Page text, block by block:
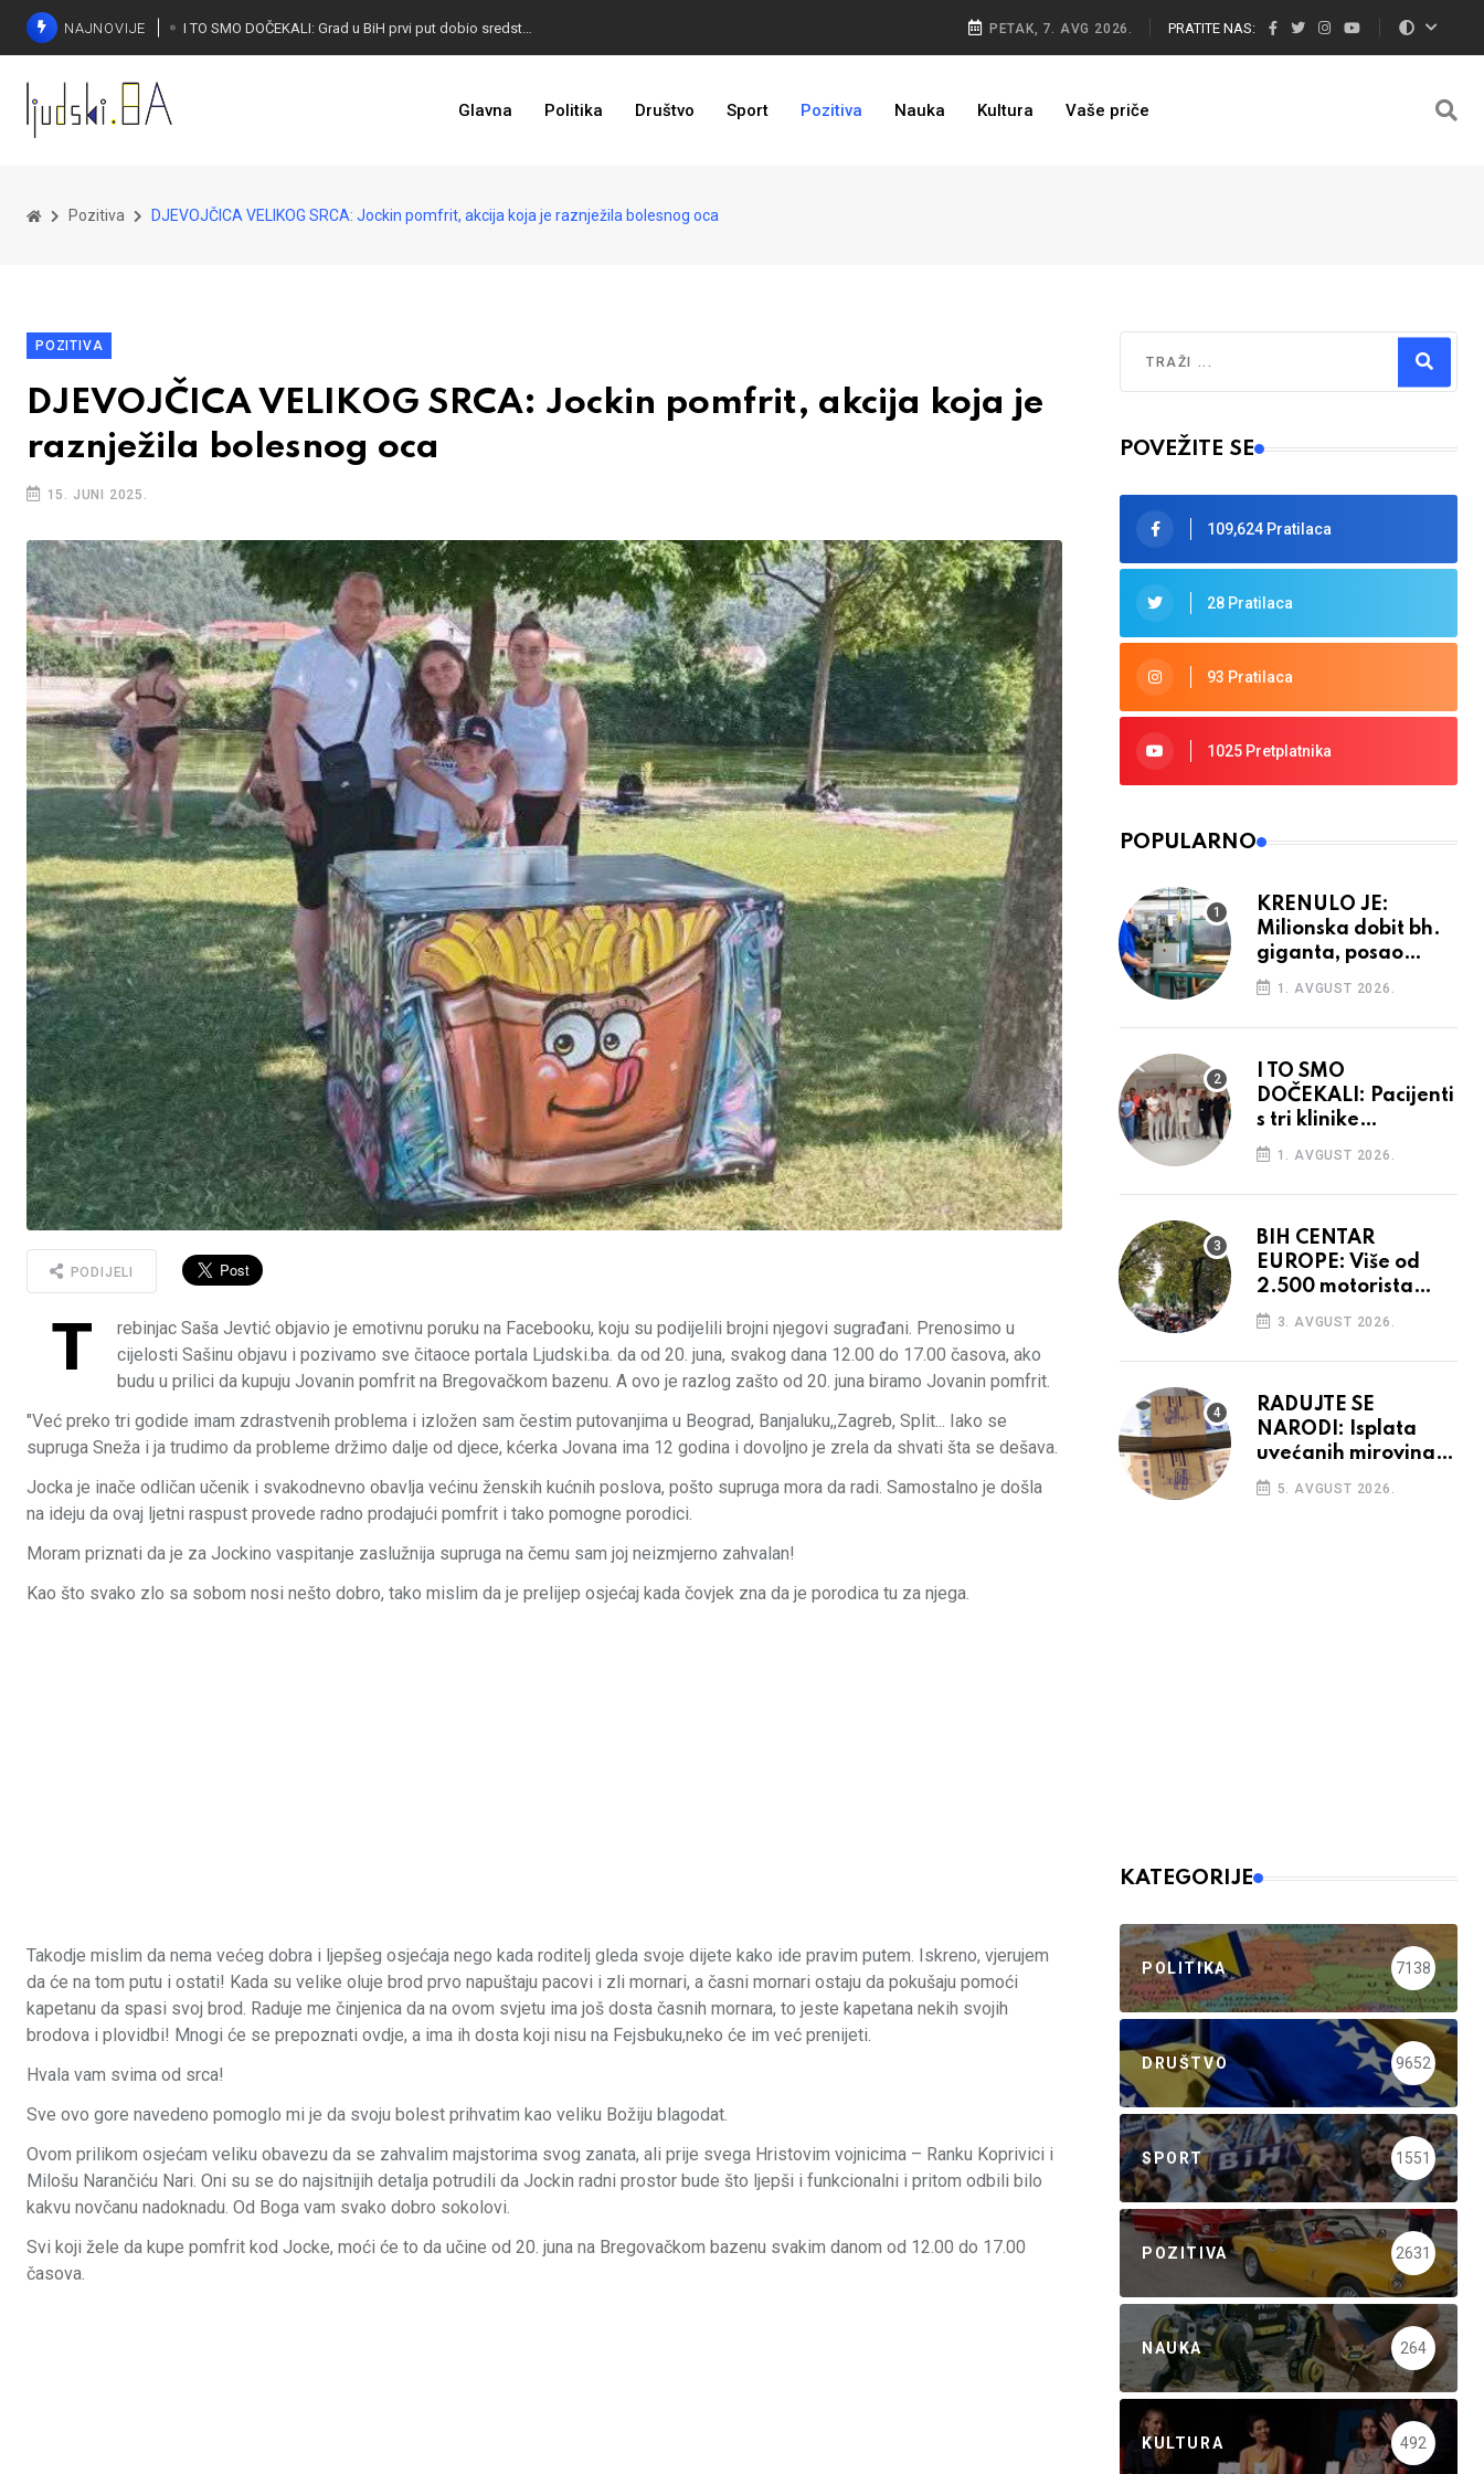
NAJNOVIJE PETAK, 7. AVG 2026. PRATITE NAS:
Glavna Politika Društvo Sport Pozitiva Nauka Kultura Vaše priče
Pozitiva DJEVOJČICA VELIKOG SRCA: Jockin pomfrit, akcija koja je raznježila bolesnog oca
POZITIVA
DJEVOJČICA VELIKOG SRCA: Jockin pomfrit, akcija koja je
raznježila bolesnog oca
15. JUNI 2025.
PODIJELI
T
rebinjac Saša Jevtić objavio je emotivnu poruku na Facebooku, koju su podijelili brojni njegovi sugrađani. Prenosimo u
cijelosti Sašinu objavu i pozivamo sve čitaoce portala Ljudski.ba. da od 20. juna, svakog dana 12.00 do 17.00 časova, ako
budu u prilici da kupuju Jovanin pomfrit na Bregovačkom bazenu. A ovo je razlog zašto od 20. juna biramo Jovanin pomfrit.
"Već preko tri godide imam zdrastvenih problema i izložen sam čestim putovanjima u Beograd, Banjaluku,,Zagreb, Split... Iako se
supruga Sneža i ja trudimo da probleme držimo dalje od djece, kćerka Jovana ima 12 godina i dovoljno je zrela da shvati šta se dešava.
Jocka je inače odličan učenik i svakodnevno obavlja većinu ženskih kućnih poslova, pošto supruga mora da radi. Samostalno je došla
na ideju da ovaj ljetni raspust provede radno prodajući pomfrit i tako pomogne porodici.
Moram priznati da je za Jockino vaspitanje zaslužnija supruga na čemu sam joj neizmjerno zahvalan!
Kao što svako zlo sa sobom nosi nešto dobro, tako mislim da je prelijep osjećaj kada čovjek zna da je porodica tu za njega.
Takodje mislim da nema većeg dobra i ljepšeg osjećaja nego kada roditelj gleda svoje dijete kako ide pravim putem. Iskreno, vjerujem
da će na tom putu i ostati! Kada su velike oluje brod prvo napuštaju pacovi i zli mornari, a časni mornari ostaju da pokušaju pomoći
kapetanu da spasi svoj brod. Raduje me činjenica da na ovom svjetu ima još dosta časnih mornara, to jeste kapetana nekih svojih
brodova i plovidbi! Mnogi će se prepoznati ovdje, a ima ih dosta koji nisu na Fejsbuku,neko će im već prenijeti.
Hvala vam svima od srca!
Sve ovo gore navedeno pomoglo mi je da svoju bolest prihvatim kao veliku Božiju blagodat.
Ovom prilikom osjećam veliku obavezu da se zahvalim majstorima svog zanata, ali prije svega Hristovim vojnicima – Ranku Koprivici i
Milošu Narančiću Nari. Oni su se do najsitnijih detalja potrudili da Jockin radni prostor bude što ljepši i funkcionalni i pritom odbili bilo
kakvu novčanu nadoknadu. Od Boga vam svako dobro sokolovi.
Svi koji žele da kupe pomfrit kod Jocke, moći će to da učine od 20. juna na Bregovačkom bazenu svakim danom od 12.00 do 17.00
časova.
Type 2 or more characters for results.
POVEŽITE SE
109,624 Pratilaca
28 Pratilaca
93 Pratilaca
1025 Pretplatnika
POPULARNO
KRENULO JE:
Milionska dobit bh.
giganta, posao
ponovno cvjeta
1. AVGUST 2026.
I TO SMO
DOČEKALI: Pacijenti
s tri klinike
preseljeni u nove
prostore
1. AVGUST 2026.
BIH CENTAR
EUROPE: Više od
2.500 motorista
defiliralo gradom
3. AVGUST 2026.
RADUJTE SE
NARODI: Isplata
uvećanih mirovina
krenula, mogle bi
opet rasti
5. AVGUST 2026.
KATEGORIJE
POLITIKA 7138
DRUŠTVO 9652
SPORT 1551
POZITIVA 2631
NAUKA 264
KULTURA 492